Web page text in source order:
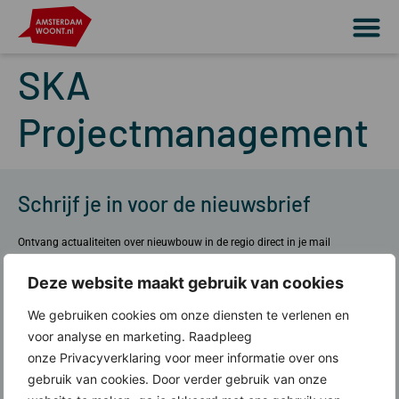
Deze website maakt gebruik van cookies
We gebruiken cookies om onze diensten te verlenen en
voor analyse en marketing. Raadpleeg
onze Privacyverklaring voor meer informatie over ons
gebruik van cookies. Door verder gebruik van onze
SKA
Projectmanagement
Schrijf je in voor de nieuwsbrief
Ontvang actualiteiten over nieuwbouw in de regio direct in je mail
Meld je aan
Over ons
Wat doen wij?